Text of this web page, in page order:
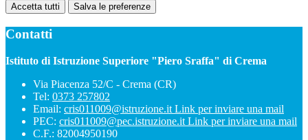
Accetta tutti Salva le preferenze
Contatti
Istituto di Istruzione Superiore "Piero Sraffa" di Crema
Via Piacenza 52/C - Crema (CR)
Tel: 0373 257802
Email: cris011009@istruzione.it Link per inviare una mail
PEC: cris011009@pec.istruzione.it Link per inviare una mail
C.F.: 82004950190